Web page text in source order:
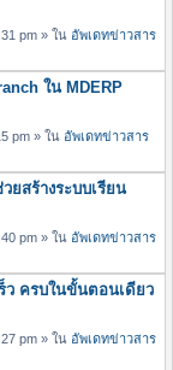
pm » ใน อัพเดทข่าวสาร
ใน MDERP
pm » ใน อัพเดทข่าวสาร
ยสร้างระบบเรียน
pm » ใน อัพเดทข่าวสาร
ว ครบในขั้นตอนเดียว
pm » ใน อัพเดทข่าวสาร